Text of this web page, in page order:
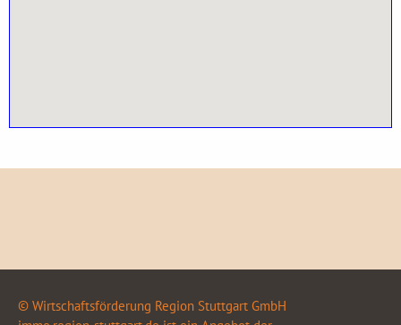
© Wirtschaftsförderung Region Stuttgart GmbH